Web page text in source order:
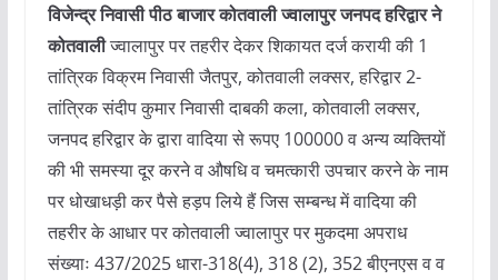
विजेन्द्र निवासी पीठ बाजार कोतवाली ज्वालापुर जनपद हरिद्वार ने
कोतवालीज्वालापुर पर तहरीर देकर शिकायत दर्ज करायी की 1
तांत्रिक विक्रम निवासी जैतपुर, कोतवाली लक्सर, हरिद्वार 2-
तांत्रिक संदीप कुमार निवासी दाबकी कला, कोतवाली लक्सर,
जनपद हरिद्वार के द्वारा वादिया से रूपए 100000 व अन्य व्यक्तियों
की भी समस्या दूर करने व औषधि व चमत्कारी उपचार करने के नाम
पर धोखाधड़ी कर पैसे हड़प लिये हैं जिस सम्बन्ध में वादिया की
तहरीर के आधार पर कोतवाली ज्वालापुर पर मुकदमा अपराध
संख्याः 437/2025 धारा-318(4), 318 (2), 352 बीएनएस व व